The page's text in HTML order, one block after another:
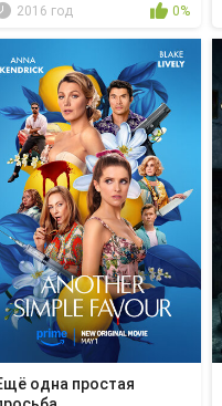
2016 год 0%
одна простая